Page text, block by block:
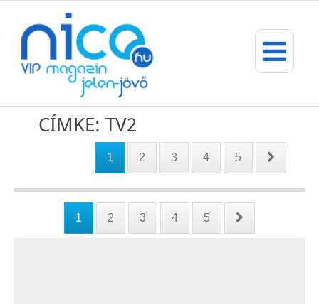
CÍMKE: TV2
1 2 3 4 5
1 2 3 4 5